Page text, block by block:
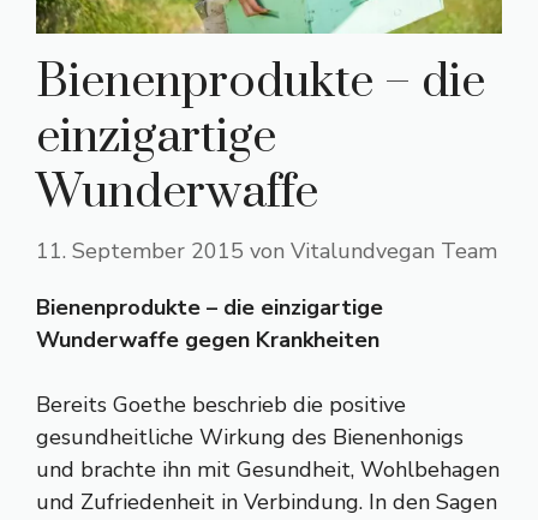
Bienenprodukte – die
einzigartige
Wunderwaffe
11. September 2015 von Vitalundvegan Team
Bienenprodukte – die einzigartige
Wunderwaffe gegen Krankheiten
Bereits Goethe beschrieb die positive
gesundheitliche Wirkung des Bienenhonigs
und brachte ihn mit Gesundheit, Wohlbehagen
und Zufriedenheit in Verbindung. In den Sagen